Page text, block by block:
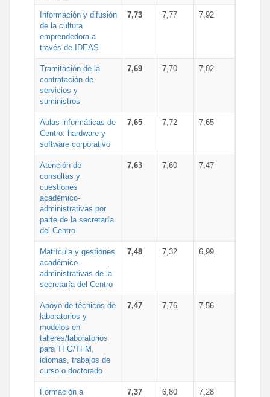
Información y difusión
de la cultura
emprendedora a
través de IDEAS
7,73 7,77 7,92
Tramitación de la
contratación de
servicios y
suministros
7,69 7,70 7,02
Aulas informáticas de
Centro: hardware y
software corporativo
7,65 7,72 7,65
Atención de
consultas y
cuestiones
académico-
administrativas por
parte de la secretaría
del Centro
7,63 7,60 7,47
Matrícula y gestiones
académico-
administrativas de la
secretaría del Centro
7,48 7,32 6,99
Apoyo de técnicos de
laboratorios y
modelos en
talleres/laboratorios
para TFG/TFM,
idiomas, trabajos de
curso o doctorado
7,47 7,76 7,56
Formación a
7,37 6,80 7,28